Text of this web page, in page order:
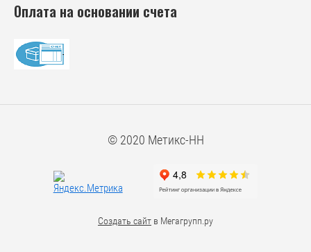
Оплата на основании счета
© 2020 Метикс-НН
Создать сайт в Мегагрупп.ру